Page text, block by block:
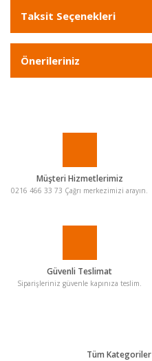
Taksit Seçenekleri
Önerileriniz
Müşteri Hizmetlerimiz
0216 466 33 73 Çağrı merkezimizi arayın.
Güvenli Teslimat
Siparişleriniz güvenle kapınıza teslim.
Tüm Kategoriler